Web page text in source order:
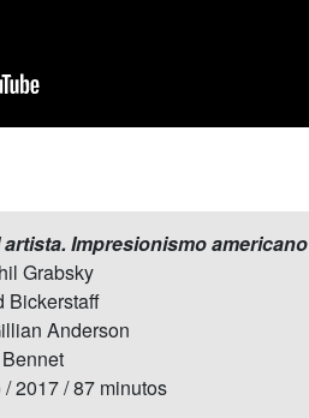
Impresionismo americano
Grabsky
Bickerstaff
Anderson
2017 / 87 minutos